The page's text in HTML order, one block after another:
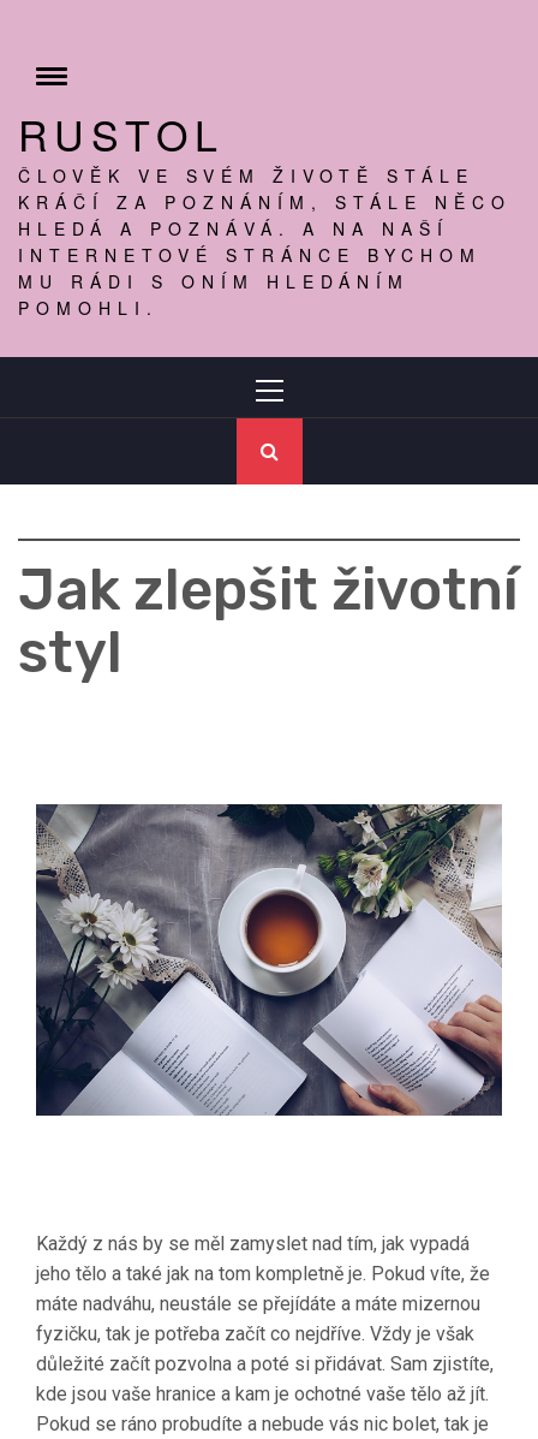
content
Toggle
RUSTOL
ČLOVĚK VE SVÉM ŽIVOTĚ STÁLE
KRÁČÍ ZA POZNÁNÍM, STÁLE NĚCO
HLEDÁ A POZNÁVÁ. A NA NAŠÍ
INTERNETOVÉ STRÁNCE BYCHOM
MU RÁDI S ONÍM HLEDÁNÍM
POMOHLI.
Jak zlepšit životní
styl
Každý z nás by se měl zamyslet nad tím, jak vypadá
jeho tělo a také jak na tom kompletně je. Pokud víte, že
máte nadváhu, neustále se přejídáte a máte mizernou
fyzičku, tak je potřeba začít co nejdříve. Vždy je však
důležité začít pozvolna a poté si přidávat. Sam zjistíte,
kde jsou vaše hranice a kam je ochotné vaše tělo až jít.
Pokud se ráno probudíte a nebude vás nic bolet, tak je